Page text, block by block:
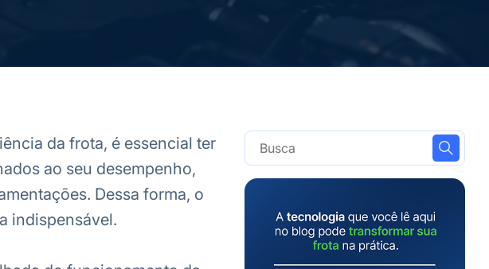
da frota, é essencial ter
ao seu desempenho,
Dessa forma, o
indispensável.